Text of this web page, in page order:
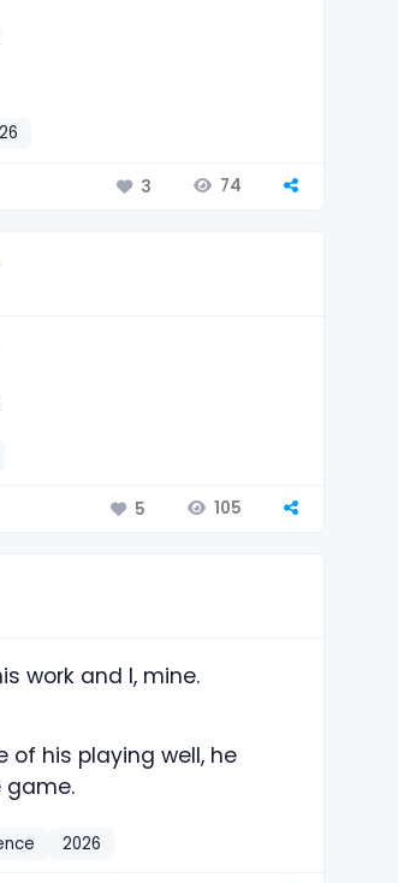
3 74
5 105
work and I, mine.
of his playing well, he
game.
2026